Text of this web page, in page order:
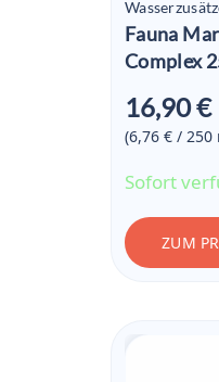
Fauna
Complex
16,90 €
(6,76 € / 250
Sofort
ZUM